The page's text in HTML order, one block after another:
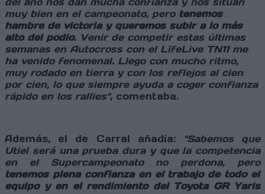
muy bien en el campeonato, perotenemos
hambre de victoria y queremos subir a lo más
alto del podio. Venir de competir estas últimas
semanas en Autocross con el LifeLive TN11 me
ha venido fenomenal. Llego con mucho ritmo,
muy rodado en tierra y con los reflejos al cien
por cien, lo que siempre ayuda a coger confianza
rápido en los rallies", comentaba.
Además, el de Carral añadía:"Sabemos que
Utiel será una prueba dura y que la competencia
en el Supercampeonato no perdona, pero
tenemos plena confianza en el trabajo de todo el
equipo y en el rendimiento del Toyota GR Yaris